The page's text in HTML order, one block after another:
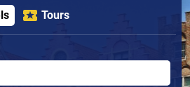
Tours